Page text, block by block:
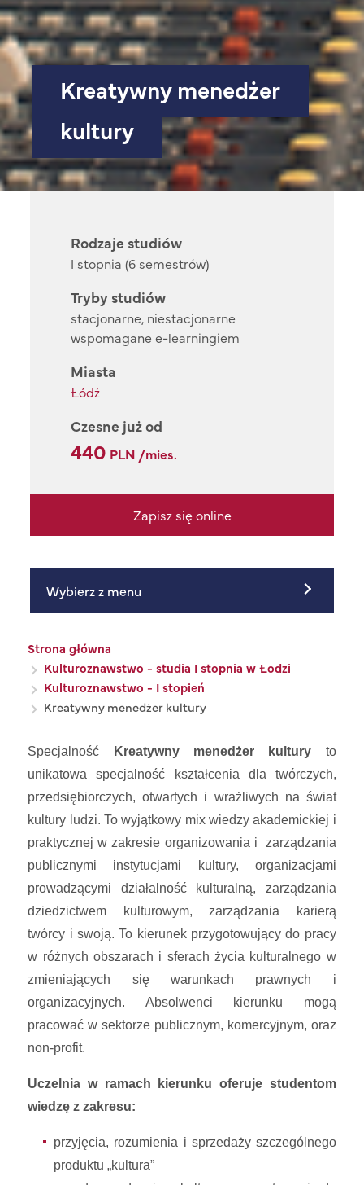
Kreatywny menedżer
kultury
Rodzaje studiów
I stopnia (6 semestrów)
Tryby studiów
stacjonarne, niestacjonarne
wspomagane e-learningiem
Miasta
Łódź
Czesne już od
440 PLN /mies.
Zapisz się online
Wybierz z menu
Ścieżka nawigacyjna
Strona główna
Kulturoznawstwo - studia I stopnia w Łodzi
Kulturoznawstwo - I stopień
Kreatywny menedżer kultury
Specjalność Kreatywny menedżer kultury to
unikatowa specjalność kształcenia dla twórczych,
przedsiębiorczych, otwartych i wrażliwych na świat
kultury ludzi. To wyjątkowy mix wiedzy akademickiej i
praktycznej w zakresie organizowania i zarządzania
publicznymi instytucjami kultury, organizacjami
prowadzącymi działalność kulturalną, zarządzania
dziedzictwem kulturowym, zarządzania karierą
twórcy i swoją. To kierunek przygotowujący do pracy
w różnych obszarach i sferach życia kulturalnego w
zmieniających się warunkach prawnych i
organizacyjnych. Absolwenci kierunku mogą
pracować w sektorze publicznym, komercyjnym, oraz
non-profit.
Uczelnia w ramach kierunku oferuje studentom
wiedzę z zakresu:
przyjęcia, rozumienia i sprzedaży szczególnego
produktu „kultura”